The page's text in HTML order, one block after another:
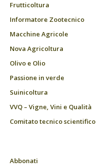
Frutticoltura
Informatore Zootecnico
Macchine Agricole
Nova Agricoltura
Olivo e Olio
Passione in verde
Suinicoltura
VVQ – Vigne, Vini e Qualità
Comitato tecnico scientifico
Abbonati